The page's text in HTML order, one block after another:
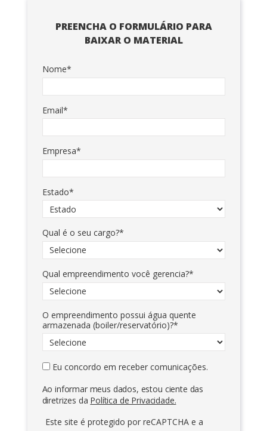
PREENCHA O FORMULÁRIO PARA
BAIXAR O MATERIAL
Nome*
Email*
Empresa*
Estado*
Qual é o seu cargo?*
Qual empreendimento você gerencia?*
O empreendimento possui água quente
armazenada (boiler/reservatório)?*
Eu concordo em receber comunicações.
Ao informar meus dados, estou ciente das
diretrizes da Política de Privacidade.
Este site é protegido por reCAPTCHA e a